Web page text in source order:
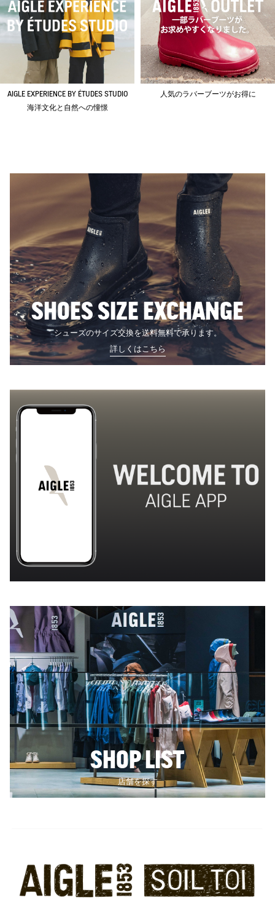
AIGLE EXPERIENCE BY ÉTUDES STUDIO
海洋文化と自然への憧憬
人気のラバーブーツがお得に
SHOES SIZE EXCHANGE
シューズのサイズ交換を送料無料で承ります。
詳しくはこちら
SHOP LIST
店舗を探す